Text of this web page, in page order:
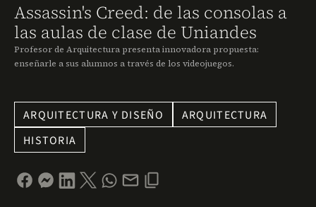
Assassin's Creed: de las consolas a
las aulas de clase de Uniandes
Profesor de Arquitectura presenta innovadora propuesta:
enseñarle a sus alumnos a través de los videojuegos.
ARQUITECTURA Y DISEÑO
ARQUITECTURA
HISTORIA